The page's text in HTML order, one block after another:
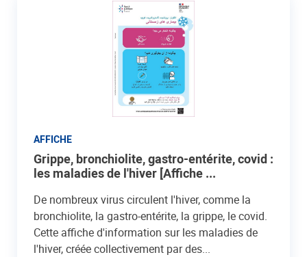
AFFICHE
Grippe, bronchiolite, gastro-entérite, covid :
les maladies de l'hiver [Affiche ...
De nombreux virus circulent l'hiver, comme la
bronchiolite, la gastro-entérite, la grippe, le covid.
Cette affiche d'information sur les maladies de
l'hiver, créée collectivement par des...